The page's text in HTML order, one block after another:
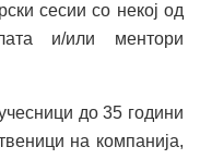
сесии со некој од
и/или ментори
до 35 години
на компанија,